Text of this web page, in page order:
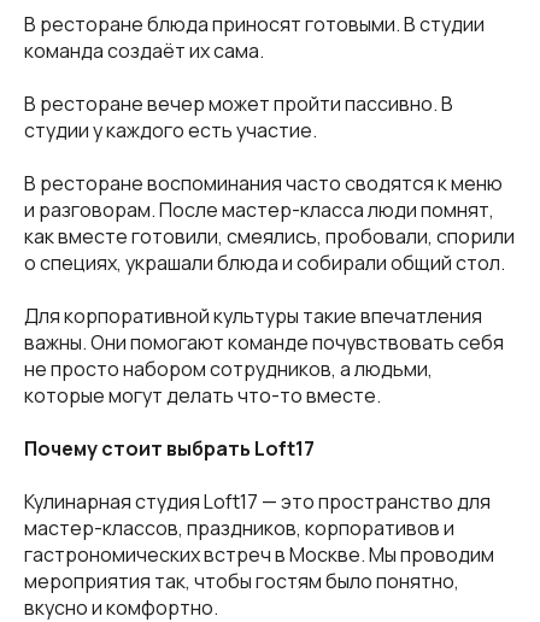
В ресторане блюда приносят готовыми. В студии
команда создаёт их сама.
В ресторане вечер может пройти пассивно. В
студии у каждого есть участие.
В ресторане воспоминания часто сводятся к меню
и разговорам. После мастер-класса люди помнят,
как вместе готовили, смеялись, пробовали, спорили
о специях, украшали блюда и собирали общий стол.
Для корпоративной культуры такие впечатления
важны. Они помогают команде почувствовать себя
не просто набором сотрудников, а людьми,
которые могут делать что-то вместе.
Почему стоит выбрать Loft17
Кулинарная студия Loft17 — это пространство для
мастер-классов, праздников, корпоративов и
гастрономических встреч в Москве. Мы проводим
мероприятия так, чтобы гостям было понятно,
вкусно и комфортно.